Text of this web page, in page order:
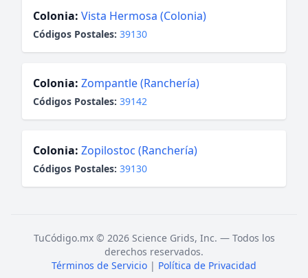
Colonia: Vista Hermosa (Colonia)
Códigos Postales: 39130
Colonia: Zompantle (Ranchería)
Códigos Postales: 39142
Colonia: Zopilostoc (Ranchería)
Códigos Postales: 39130
TuCódigo.mx © 2026 Science Grids, Inc. — Todos los
derechos reservados.
Términos de Servicio | Política de Privacidad